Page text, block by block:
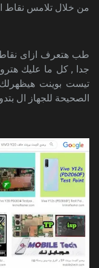
من خلال تلامس نقاط
طب هتعرف ازاى نقاط
جدا , كل ما عليك
تيست بوينت
الصحيحة للجهاز ال